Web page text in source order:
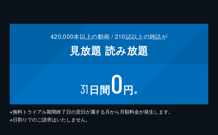
420,000本以上の動画 /210誌以上の雑誌が
見放題 読み放題
31 日間0円 ※
※無料トライアル期間終了日の翌日が属する月から月額料金が発生します。
※日割りでのご請求はいたしません。